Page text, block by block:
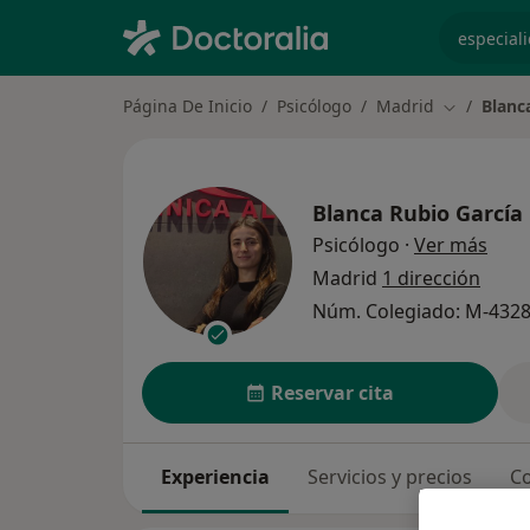
Página De Inicio Psicólogo Madrid Cambiar
Blanca Rubio García
Psicólogo · Ver más
Madrid 1 dirección
Núm. Colegiado: M-
Reservar cita
Experiencia Servicios y precios